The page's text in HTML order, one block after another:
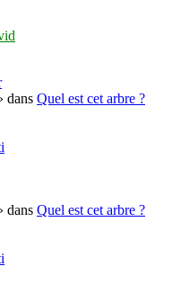
dans Quel est cet arbre ?
dans Quel est cet arbre ?